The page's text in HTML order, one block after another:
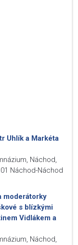
Uhlík a Markéta
Náchod,
Náchod-Náchod
moderátorky
s blízkými
Vidlákem a
Náchod,